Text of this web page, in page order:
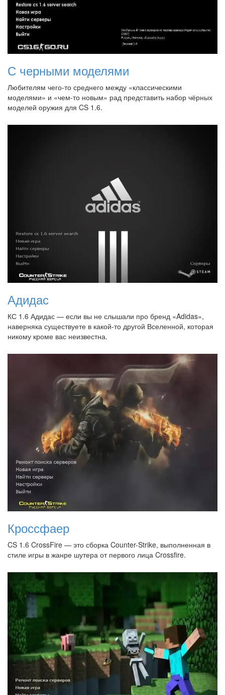
С черными моделями
Любителям чего-то среднего между «классическими
моделями» и «чем-то новым» рад представить набор чёрных
моделей оружия для CS 1.6.
Адидас
КС 1.6 Адидас — если вы не слышали про бренд «Adidas»,
наверняка существуете в какой-то другой Вселенной, которая
никому кроме вас неизвестна.
Кроссфаер
CS 1.6 CrossFire — это сборка Counter-Strike, выполненная в
стиле игры в жанре шутера от первого лица Crossfire.